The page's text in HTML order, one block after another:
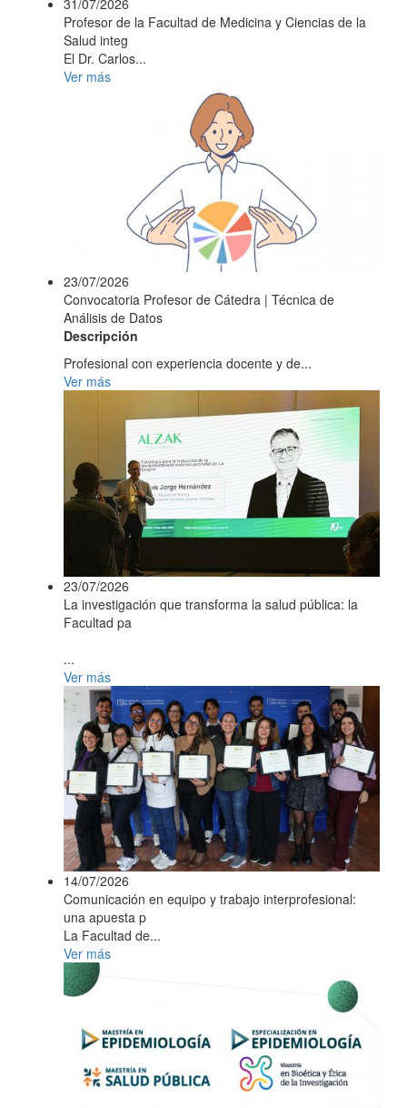
31/07/2026
Profesor de la Facultad de Medicina y Ciencias de la
Salud integ
El Dr. Carlos...
Ver más
23/07/2026
Convocatoria Profesor de Cátedra | Técnica de
Análisis de Datos
Descripción
Profesional con experiencia docente y de...
Ver más
23/07/2026
La investigación que transforma la salud pública: la
Facultad pa
...
Ver más
14/07/2026
Comunicación en equipo y trabajo interprofesional:
una apuesta p
La Facultad de...
Ver más